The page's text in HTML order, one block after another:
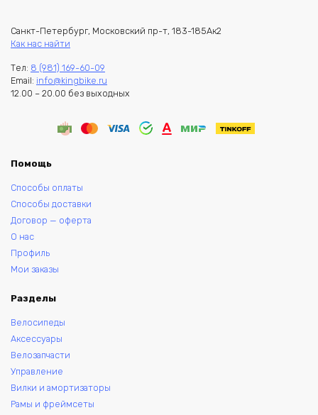
Санкт-Петербург, Московский пр-т, 183-185Ак2
Как нас найти
Тел: 8 (981) 169-60-09
Email: info@kingbike.ru
12.00 – 20.00 без выходных
Помощь
Способы оплаты
Способы доставки
Договор — оферта
О нас
Профиль
Мои заказы
Разделы
Велосипеды
Аксессуары
Велозапчасти
Управление
Вилки и амортизаторы
Рамы и фреймсеты